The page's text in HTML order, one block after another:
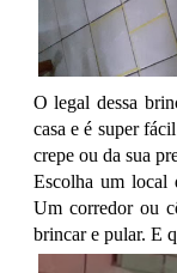
O legal dessa
casa e é super
crepe ou da sua
Escolha um local
Um corredor ou
brincar e pular. E